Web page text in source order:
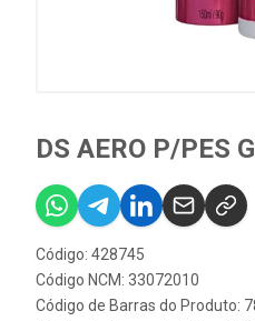
DS AERO P/PES
Código: 428745
Código NCM: 33072010
Código de Barras do Produto: